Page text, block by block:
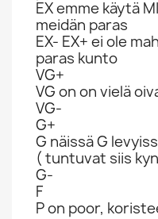
EX emme käytä
meidän paras
EX- EX+ ei ole
paras kunto
VG+
VG on on vielä
VG-
G+
G näissä G
( tuntuvat siis
G-
F
P on poor,